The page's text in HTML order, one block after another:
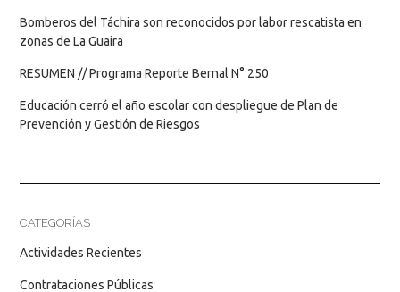
Bomberos del Táchira son reconocidos por labor rescatista en
zonas de La Guaira
RESUMEN // Programa Reporte Bernal N° 250
Educación cerró el año escolar con despliegue de Plan de
Prevención y Gestión de Riesgos
CATEGORÍAS
Actividades Recientes
Contrataciones Públicas